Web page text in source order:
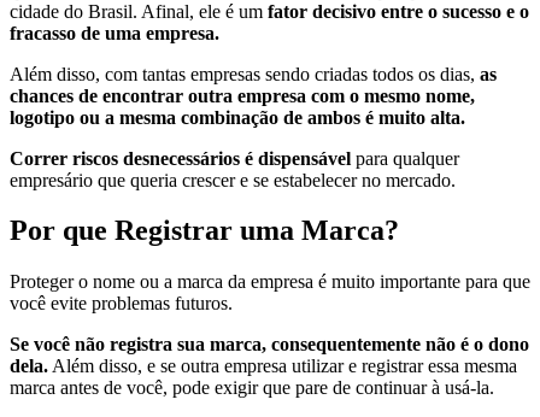
cidade do Brasil. Afinal, ele é um fator decisivo entre o sucesso e o
fracasso de uma empresa.
Além disso, com tantas empresas sendo criadas todos os dias, as
chances de encontrar outra empresa com o mesmo nome,
logotipo ou a mesma combinação de ambos é muito alta.
Correr riscos desnecessários é dispensável para qualquer
empresário que queria crescer e se estabelecer no mercado.
Por que Registrar uma Marca?
Proteger o nome ou a marca da empresa é muito importante para que
você evite problemas futuros.
Se você não registra sua marca, consequentemente não é o dono
dela. Além disso, e se outra empresa utilizar e registrar essa mesma
marca antes de você, pode exigir que pare de continuar à usá-la.